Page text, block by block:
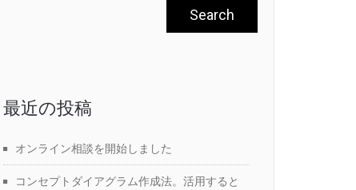
最近の投稿
オンライン相談を開始しました
コンセプトダイアグラム作成法。活用すると